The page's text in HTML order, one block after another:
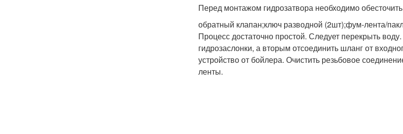
Перед монтажом гидрозатвора необходимо
обратный клапан;ключ разводной (2шт);фум-лента/
Процесс достаточно простой. Следует перекрыть
гидрозаслонки, а вторым отсоединить шланг от
устройство от бойлера. Очистить резьбовое
ленты.